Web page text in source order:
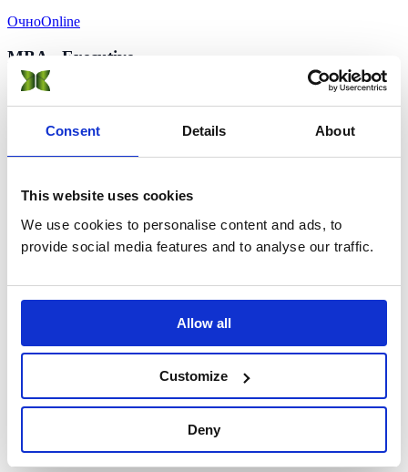
Consent Details About
This website uses cookies
We use cookies to personalise content and ads, to
provide social media features and to analyse our traffic.
Allow all
Customize
Deny
ОчноOnline
MBA · Executive
Sustainability Management
Online
Sustainable Finance and AI Innovations
Sustainable Hospitality & Tourism Management
ОчноOnline
DBA · Докторантура
Sustainability Management
Online
CAS · Короткие курсы